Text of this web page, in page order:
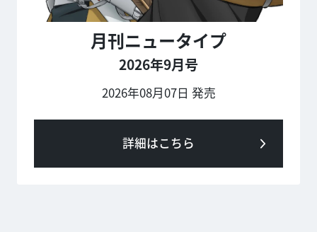
月刊ニュータイプ
2026年9月号
2026年08月07日 発売
詳細はこちら